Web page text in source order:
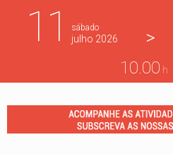
11 sábado
julho 2026 >
10.00 h